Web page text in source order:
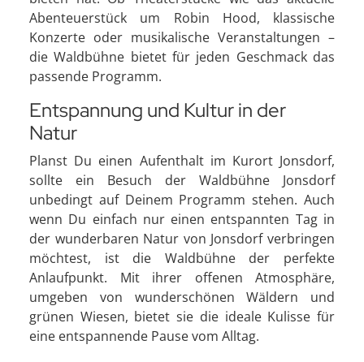
Abenteuerstück um Robin Hood, klassische
Konzerte oder musikalische Veranstaltungen –
die Waldbühne bietet für jeden Geschmack das
passende Programm.
Entspannung und Kultur in der
Natur
Planst Du einen Aufenthalt im Kurort Jonsdorf,
sollte ein Besuch der Waldbühne Jonsdorf
unbedingt auf Deinem Programm stehen. Auch
wenn Du einfach nur einen entspannten Tag in
der wunderbaren Natur von Jonsdorf verbringen
möchtest, ist die Waldbühne der perfekte
Anlaufpunkt. Mit ihrer offenen Atmosphäre,
umgeben von wunderschönen Wäldern und
grünen Wiesen, bietet sie die ideale Kulisse für
eine entspannende Pause vom Alltag.